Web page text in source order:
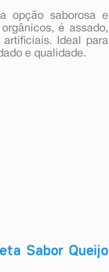
opção saborosa e
é assado,
Ideal para
e qualidade.
Sabor Queijo